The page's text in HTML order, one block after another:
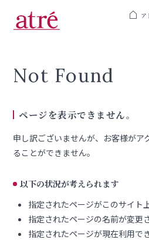
ア
Not Found
ページを表示できません。
申し訳ございませんが、お客様がア
ることができません。
以下の状況が考えられます
指定されたページがこのサイト
指定されたページの名前が変更
指定されたページが現在利用で